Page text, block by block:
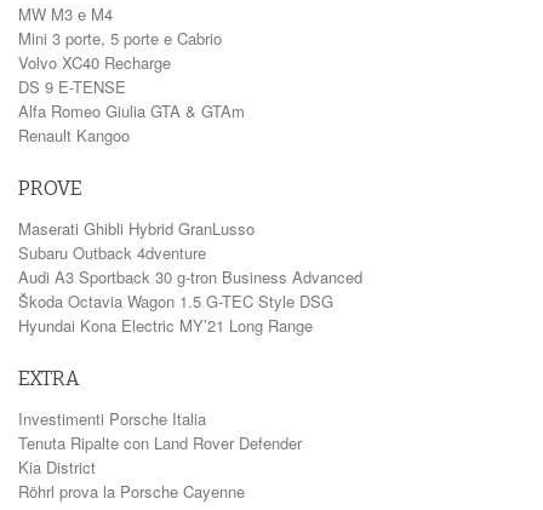
MW M3 e M4
Mini 3 porte, 5 porte e Cabrio
Volvo XC40 Recharge
DS 9 E-TENSE
Alfa Romeo Giulia GTA & GTAm
Renault Kangoo
PROVE
Maserati Ghibli Hybrid GranLusso
Subaru Outback 4dventure
Audi A3 Sportback 30 g-tron Business Advanced
Škoda Octavia Wagon 1.5 G-TEC Style DSG
Hyundai Kona Electric MY’21 Long Range
EXTRA
Investimenti Porsche Italia
Tenuta Ripalte con Land Rover Defender
Kia District
Röhrl prova la Porsche Cayenne